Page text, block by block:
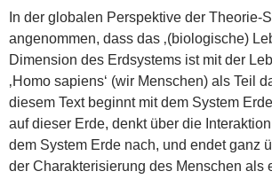
In der globalen Perspektive der Theorie-
angenommen, dass das ‚(biologische)
Dimension des Erdsystems ist mit der
‚Homo sapiens‘ (wir Menschen) als Teil
diesem Text beginnt mit dem System
auf dieser Erde, denkt über die
dem System Erde nach, und endet ganz
der Charakterisierung des Menschen als